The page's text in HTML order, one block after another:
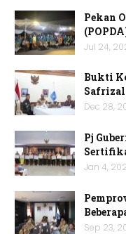
Pekan
Jul 24,
Bukti
Safrizal
Dec 28,
Pj
Jan 4,
Sep 23,